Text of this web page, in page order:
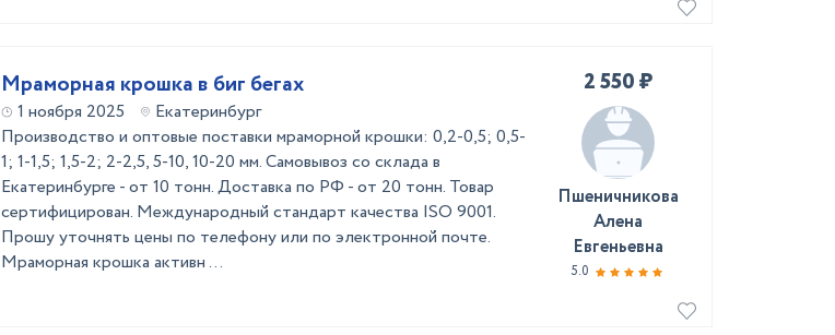
Мраморная крошка в биг бегах
1 ноября 2025
Екатеринбург
Производство и оптовые поставки мраморной крошки: 0,2-0,5; 0,5-
1; 1-1,5; 1,5-2; 2-2,5, 5-10, 10-20 мм. Самовывоз со склада в
Екатеринбурге - от 10 тонн. Доставка по РФ - от 20 тонн. Товар
сертифицирован. Международный стандарт качества ISO 9001.
Прошу уточнять цены по телефону или по электронной почте.
Мраморная крошка активн ...
2 550 ₽
Пшеничникова
Алена
Евгеньевна
5.0